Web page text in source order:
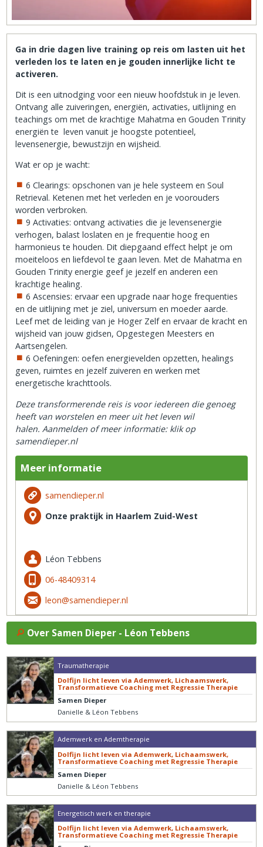
Ga in drie dagen live training op reis om lasten uit het
verleden los te laten en je gouden innerlijke licht te
activeren.
Dit is een uitnodging voor een nieuw hoofdstuk in je leven.
Ontvang alle zuiveringen, energiën, activaties, uitlijning en
teachings om met de krachtige Mahatma en Gouden Trinity
energiën te leven vanuit je hoogste potentieel,
levensenergie, bewustzijn en wijsheid.
Wat er op je wacht:
6 Clearings: opschonen van je hele systeem en Soul
Retrieval. Ketenen met het verleden en je voorouders
worden verbroken.
9 Activaties: ontvang activaties die je levensenergie
verhogen, balast loslaten en je frequentie hoog en
harmonieus te houden. Dit diepgaand effect helpt je om
moeiteloos en liefdevol te gaan leven. Met de Mahatma en
Gouden Trinity energie geef je jezelf en anderen een
krachtige healing.
6 Ascensies: ervaar een upgrade naar hoge frequenties
en de uitlijning met je ziel, universum en moeder aarde.
Leef met de leiding van je Hoger Zelf en ervaar de kracht en
wijsheid van jouw gidsen, Opgestegen Meesters en
Aartsengelen.
6 Oefeningen: oefen energievelden opzetten, healings
geven, ruimtes en jezelf zuiveren en werken met
energetische krachttools.
Deze transformerende reis is voor iedereen die genoeg
heeft van worstelen en meer uit het leven wil
halen. Aanmelden of meer informatie: klik op
samendieper.nl
Meer informatie
samendieper.nl
Onze praktijk in Haarlem Zuid-West
Léon Tebbens
06-48409314‬
leon@samendieper.nl
Over Samen Dieper - Léon Tebbens
Traumatherapie
Dolfijn licht leven via Ademwerk, Lichaamswerk,
Transformatieve Coaching met Regressie Therapie
Samen Dieper
Danielle & Léon Tebbens
Ademwerk en Ademtherapie
Dolfijn licht leven via Ademwerk, Lichaamswerk,
Transformatieve Coaching met Regressie Therapie
Samen Dieper
Danielle & Léon Tebbens
Energetisch werk en therapie
Dolfijn licht leven via Ademwerk, Lichaamswerk,
Transformatieve Coaching met Regressie Therapie